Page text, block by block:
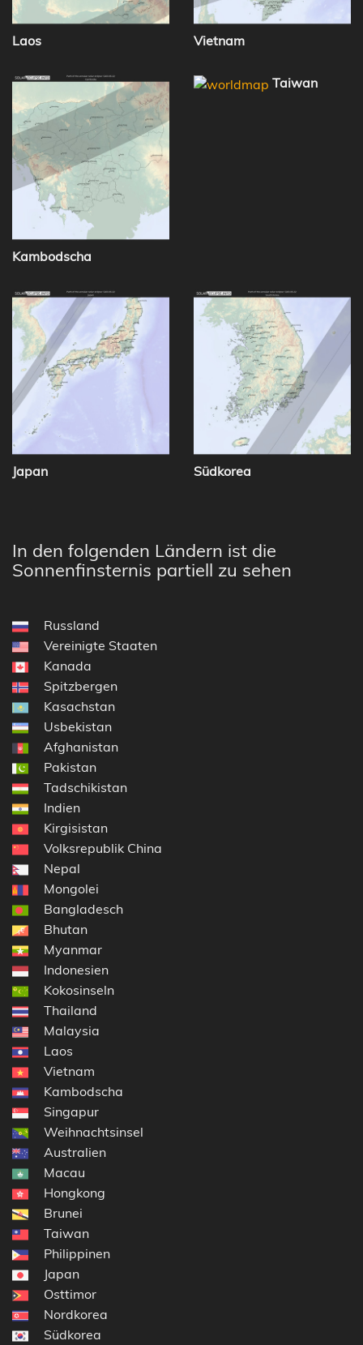
Laos Vietnam
Kambodscha
Taiwan
Japan Südkorea
In den folgenden Ländern ist die
Sonnenfinsternis partiell zu sehen
Russland
Vereinigte Staaten
Kanada
Spitzbergen
Kasachstan
Usbekistan
Afghanistan
Pakistan
Tadschikistan
Indien
Kirgisistan
Volksrepublik China
Nepal
Mongolei
Bangladesch
Bhutan
Myanmar
Indonesien
Kokosinseln
Thailand
Malaysia
Laos
Vietnam
Kambodscha
Singapur
Weihnachtsinsel
Australien
Macau
Hongkong
Brunei
Taiwan
Philippinen
Japan
Osttimor
Nordkorea
Südkorea